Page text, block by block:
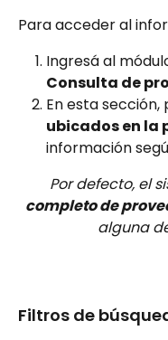
Para acceder al
Ingresá al
Consulta de
En esta sección,
ubicados en la
información
Por defecto, el
completo de
alguna
Filtros de